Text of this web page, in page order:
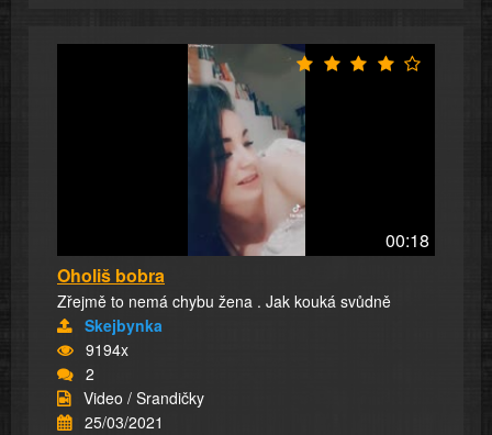
00:18
Oholiš bobra
Zřejmě to nemá chybu žena . Jak kouká svůdně
Skejbynka
9194x
2
Video / Srandičky
25/03/2021